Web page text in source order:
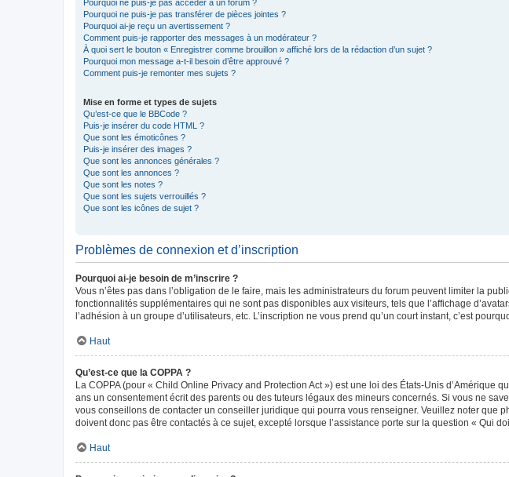
Pourquoi ne puis-je pas accéder à un forum ?
Pourquoi ne puis-je pas transférer de pièces jointes ?
Pourquoi ai-je reçu un avertissement ?
Comment puis-je rapporter des messages à un modérateur ?
À quoi sert le bouton « Enregistrer comme brouillon » affiché lors de la rédaction d’un sujet ?
Pourquoi mon message a-t-il besoin d’être approuvé ?
Comment puis-je remonter mes sujets ?
Mise en forme et types de sujets
Qu’est-ce que le BBCode ?
Puis-je insérer du code HTML ?
Que sont les émoticônes ?
Puis-je insérer des images ?
Que sont les annonces générales ?
Que sont les annonces ?
Que sont les notes ?
Que sont les sujets verrouillés ?
Que sont les icônes de sujet ?
Problèmes de connexion et d’inscription
Pourquoi ai-je besoin de m’inscrire ?
Vous n’êtes pas dans l’obligation de le faire, mais les administrateurs du forum peuvent limiter la
fonctionnalités supplémentaires qui ne sont pas disponibles aux visiteurs, tels que l’affichage
l’adhésion à un groupe d’utilisateurs, etc. L’inscription ne vous prend qu’un court instant, c’est
Haut
Qu’est-ce que la COPPA ?
La COPPA (pour « Child Online Privacy and Protection Act ») est une loi des États-Unis
ans un consentement écrit des parents ou des tuteurs légaux des mineurs concernés. Si vous ne
vous conseillons de contacter un conseiller juridique qui pourra vous renseigner. Veuillez noter que
doivent donc pas être contactés à ce sujet, excepté lorsque l’assistance porte sur la question « Qui
Haut